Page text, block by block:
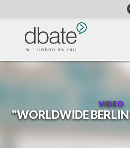
VIDEO
"WORLDWIDE